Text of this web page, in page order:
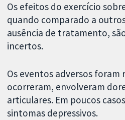
Os efeitos do exercício
quando comparado a
ausência de tratamento,
incertos.
Os eventos adversos foram
ocorreram, envolveram
articulares. Em poucos
sintomas depressivos.